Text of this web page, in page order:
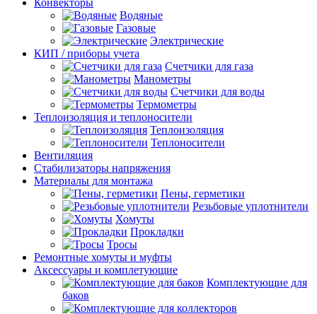
Конвекторы
Водяные
Газовые
Электрические
КИП / приборы учета
Счетчики для газа
Манометры
Счетчики для воды
Термометры
Теплоизоляция и теплоносители
Теплоизоляция
Теплоносители
Вентиляция
Стабилизаторы напряжения
Материалы для монтажа
Пены, герметики
Резьбовые уплотнители
Хомуты
Прокладки
Тросы
Ремонтные хомуты и муфты
Аксессуары и комплетующие
Комплектующие для
баков